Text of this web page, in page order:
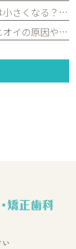
柔らかいものばかり食べると顎は小さくなる？子どもの歯並びとの関係を歯科医が解説｜宮原・さいたま市北区の歯医者
口臭の原因は歯周病？気になるニオイの原因や対策を歯科医が解説｜宮原・さいたま市北区の歯医者